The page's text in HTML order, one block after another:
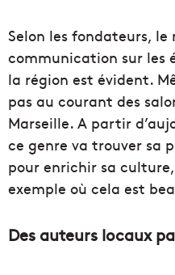
Selon les fondateurs, le
communication sur les
la région est évident.
pas au courant des
Marseille. A partir
ce genre va trouver sa
pour enrichir sa
exemple où cela est
Des auteurs locaux